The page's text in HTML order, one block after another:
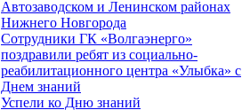
Автозаводском и Ленинском районах
Нижнего Новгорода
Сотрудники ГК «Волгаэнерго»
поздравили ребят из социально-
реабилитационного центра «Улыбка» с
Днем знаний
Успели ко Дню знаний